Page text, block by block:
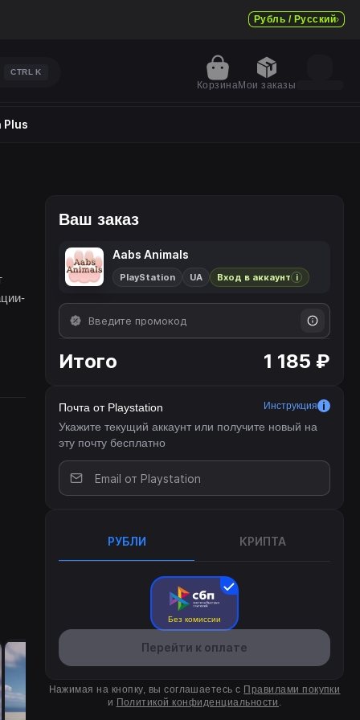
Рубль / Русский
CTRL K
КорзинаМои заказы
Ваш заказ
Aabs Animals
PlayStation UA Вход в аккаунт i
Итого 1 185 ₽
Почта от Playstation
Укажите текущий аккаунт или получите новый на
эту почту бесплатно
Инструкция
РУБЛИ КРИПТА
Без комиссии
Перейти к оплате
Нажимая на кнопку, вы соглашаетесь с Правилами покупки
и Политикой конфиденциальности .